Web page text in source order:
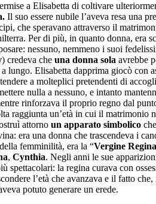
a Elisabetta di coltivare
Il suo essere nubile l’aveva resa una
che speravano attraverso il
Per di più, in quanto donna, era
nessuno, nemmeno i suoi
) credeva che una donna sola avrebbe
lungo. Elisabetta dapprima giocò con
a molteplici pretendenti di
nulla a nessuno, e intanto
rinforzava il proprio regno dal
raggiunta un’età in cui il matrimonio
attorno un apparato simbolico
era una donna che trascendeva i
femminilità, era la “Vergine Regina
, Cynthia. Negli anni le sue
spettacolari: la regina curava con
l’età che avanzava e il fatto che,
potuto generare un erede.